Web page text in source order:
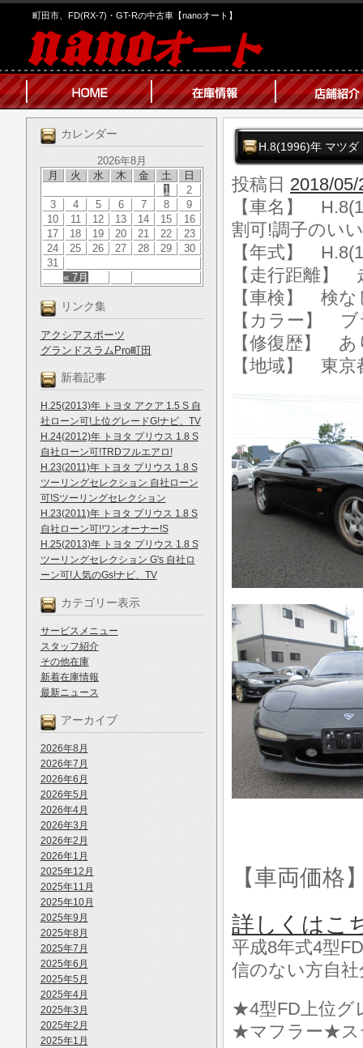
町田市、FD(RX-7)・GT-Rの中古車【nanoオート】
カレンダー
2026年8月
月
火 水 木 金 土 日
« 7月
1
2
3
4 5 6 7 8
9
10
11 12 13 14 15
16
17
18 19 20 21 22
23
24
25 26 27 28 29
30
31
リンク集
アクシアスポーツ
グランドスラムPro町田
新着記事
H.25(2013)年 トヨタ アクア 1.5 S 自
社ローン可!上位グレードG!ナビ、TV
H.24(2012)年 トヨタ プリウス 1.8 S
自社ローン可!TRDフルエアロ!
H.23(2011)年 トヨタ プリウス 1.8 S
ツーリングセレクション 自社ローン
可!Sツーリングセレクション
H.23(2011)年 トヨタ プリウス 1.8 S
自社ローン可!ワンオーナー!S
H.25(2013)年 トヨタ プリウス 1.8 S
ツーリングセレクション G's 自社ロ
ーン可!人気のGs!ナビ、TV
カテゴリー表示
サービスメニュー
スタッフ紹介
その他在庫
新着在庫情報
最新ニュース
アーカイブ
2026年8月
2026年7月
2026年6月
2026年5月
2026年4月
2026年3月
2026年2月
2026年1月
2025年12月
2025年11月
2025年10月
2025年9月
2025年8月
2025年7月
2025年6月
2025年5月
2025年4月
2025年3月
2025年2月
2025年1月
H.8(1996)年 マツダ
投稿日 2018/05/
【車名】
割可!調子のい
【年式】
【走行距離】
【車検】 検な
【カラー】
【修復歴】 あ
【地域】 東京
【車両価格
詳しくはこ
平成8年式4型
信のない方自
★4型FD上位グ
★マフラー★ス